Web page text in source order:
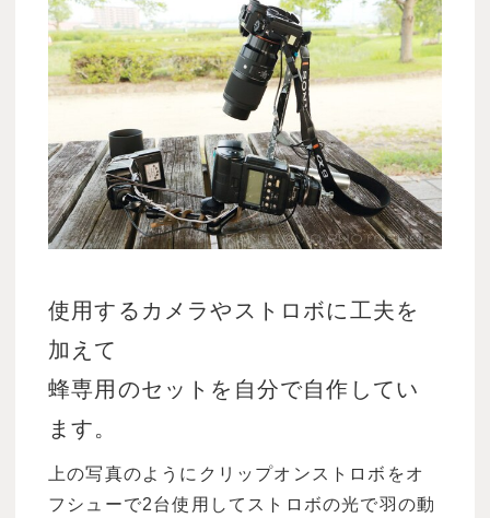
使用するカメラやストロボに工夫を
加えて
蜂専用のセットを自分で自作してい
ます。
上の写真のようにクリップオンストロボをオ
フシューで2台使用してストロボの光で羽の動